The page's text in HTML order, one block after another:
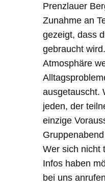
Prenzlauer
Zunahme an
gezeigt, dass
gebraucht
Atmosphäre
ausgetauscht.
jeden, der
einzige
Wer sich nicht
Infos haben
bei uns